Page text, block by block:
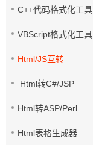
C++代码格式化工具
VBScript格式化工具
Html/JS互转
Html转C#/JSP
Html转ASP/Perl
Html表格生成器